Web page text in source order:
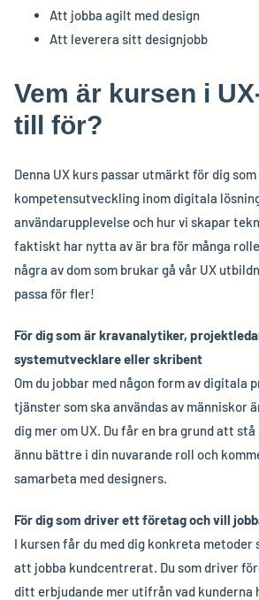
Att jobba agilt med design
Att leverera sitt designjobb
Vem är kursen i
till för?
Denna UX kurs passar utmärkt för dig som
kompetensutveckling inom digitala
användarupplevelse och hur vi skapar
faktiskt har nytta av är bra för många
några av dom som brukar gå vår UX
passa för fler!
För dig som är kravanalytiker,
systemutvecklare eller skribent
Om du jobbar med någon form av digitala
tjänster som ska användas av människor
dig mer om UX. Du får en bra grund att
ännu bättre i din nuvarande roll och
samarbeta med designers.
För dig som driver ett företag och vill
I kursen får du med dig konkreta
att jobba kundcentrerat. Du som driver
ditt erbjudande mer utifrån vad kunderna